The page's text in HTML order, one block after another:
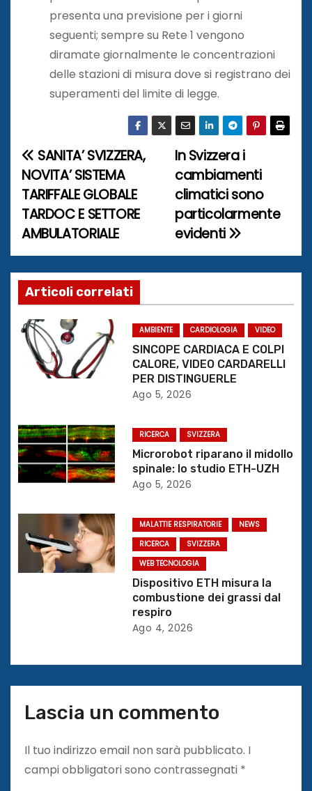
presenta una previsione per i giorni
seguenti; sempre su Rete 1 vengono
diramate giornalmente le concentrazioni
delle stazioni di misura dove si registrano dei
superamenti del limite di legge.
N
a
v
i
g
a
z
n
e
a
r
t
i
l
i
In Svizzera i
cambiamenti
climatici sono
particolarmente
evidenti
SANITA’ SVIZZERA,
NOVITA’ SISTEMA
TARIFFALE GLOBALE
TARDOC E SETTORE
AMBULATORIALE
Articoli correlati
AMBIENTE CARDIOLOGIA VIDEO
SINCOPE CARDIACA E COLPI
CALORE, VIDEO CARDARELLI
PER DISTINGUERLE
Ago 5, 2026
RICERCA SVIZZERA
Microrobot riparano il midollo
spinale: lo studio ETH-UZH
Ago 5, 2026
MALATTIE RESPIRATORIE
NEWS
RICERCA
SVIZZERA
WEB TECNOLOGIA
Dispositivo ETH misura la
combustione dei grassi dal
respiro
Ago 4, 2026
Lascia un commento
Il tuo indirizzo email non sarà pubblicato. I
campi obbligatori sono contrassegnati *